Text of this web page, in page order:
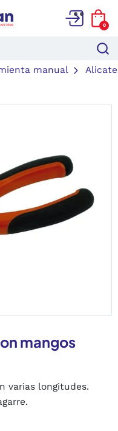
0
manual
mangos
varias longitudes.